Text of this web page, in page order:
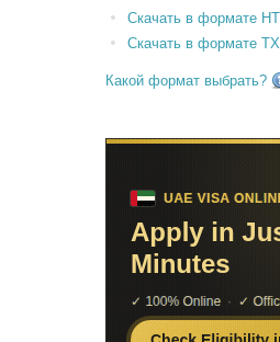
Скачать в формате
Скачать в формате
Какой формат выбрать?